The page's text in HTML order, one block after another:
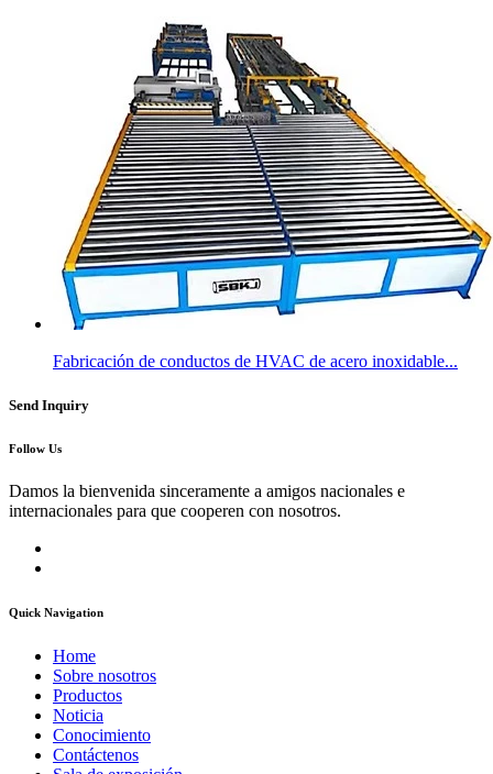
Fabricación de conductos de HVAC de acero inoxidable...
Send Inquiry
Follow Us
Damos la bienvenida sinceramente a amigos nacionales e
internacionales para que cooperen con nosotros.
Quick Navigation
Home
Sobre nosotros
Productos
Noticia
Conocimiento
Contáctenos